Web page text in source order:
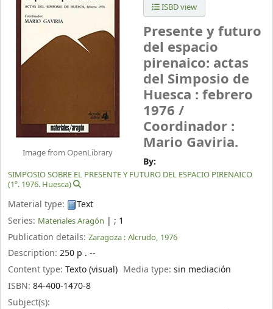
Image from OpenLibrary
ISBD view
Presente y futuro
del espacio
pirenaico: actas
del Simposio de
Huesca : febrero
1976 /
Coordinador :
Mario Gaviria.
By:
SIMPOSIO SOBRE EL PRESENTE Y FUTURO DEL ESPACIO PIRENAICO
(1º. 1976. Huesca)
Material type:
Text
Series: Materiales Aragón | ; 1
Publication details: Zaragoza : Alcrudo, 1976
Description: 250 p . --
Content type: Texto (visual) Media type:sin mediación
ISBN: 84-400-1470-8
Subject(s):